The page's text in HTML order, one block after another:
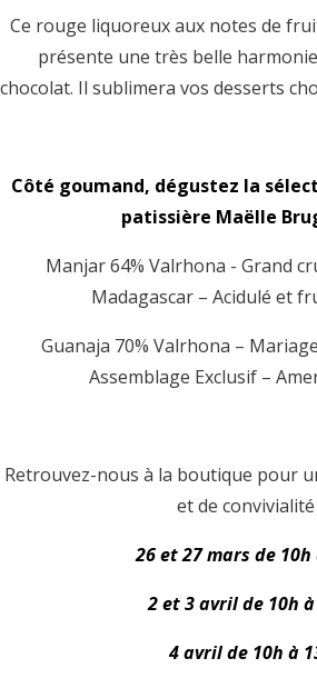
Ce rouge liquoreux aux notes de
présente une très belle
chocolat. Il sublimera vos desserts
Côté goumand, dégustez la
patissière Maëlle
Manjar 64% Valrhona - Grand
Madagascar – Acidulé et
Guanaja 70% Valrhona –
Assemblage Exclusif –
Retrouvez-nous à la boutique pour
et de convivialité
26 et 27 mars de 10h
2 et 3 avril de 10h
4 avril de 10h à